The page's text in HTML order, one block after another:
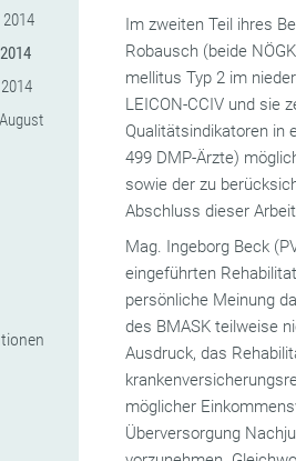
Im zweiten Teil ihres
Robausch (beide
mellitus Typ 2 im
LEICON-CCIV und sie
Qualitätsindikatoren in
499 DMP-Ärzte)
sowie der zu
Abschluss dieser
Mag. Ingeborg Beck
eingeführten
persönliche Meinung
des BMASK teilweise
Ausdruck, das
möglicher
Überversorgung